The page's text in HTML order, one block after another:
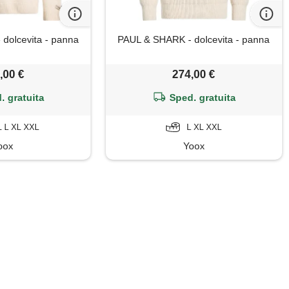
dolcevita - panna
€
gratuita
L XL XXL
PAUL & SHARK - dolcevita - panna
274,00 €
Sped. gratuita
L XL XXL
Yoox